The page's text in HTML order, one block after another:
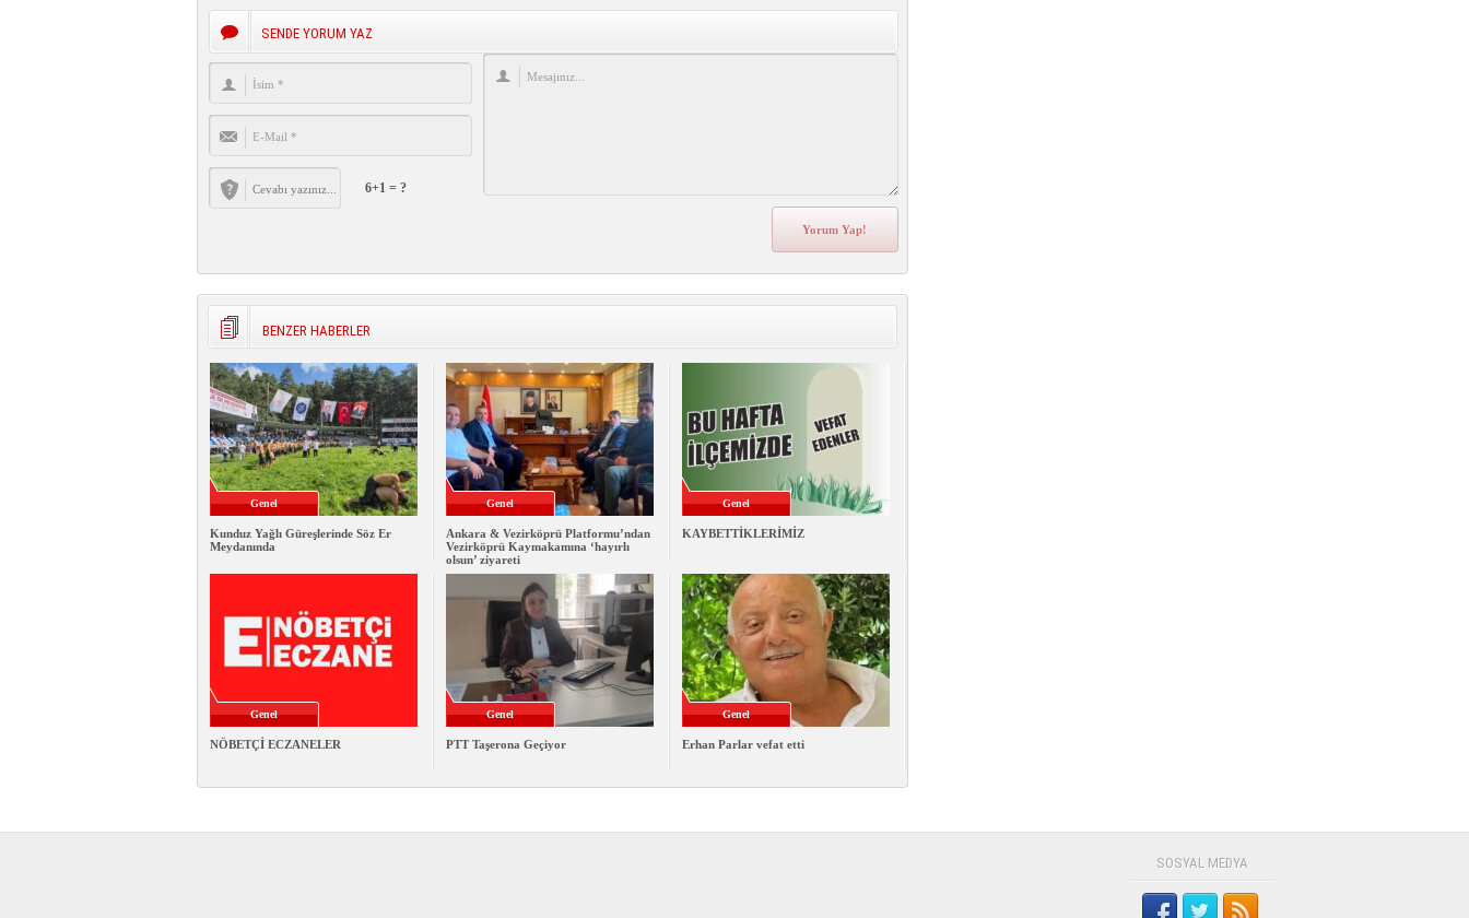
SENDE YORUM YAZ
6+1 = ?
BENZER HABERLER
Genel
Kunduz Yağlı Güreşlerinde Söz Er
Meydanında
Genel
Ankara & Vezirköprü Platformu’ndan
Vezirköprü Kaymakamına ‘hayırlı
olsun’ ziyareti
Genel
KAYBETTİKLERİMİZ
Genel
NÖBETÇİ ECZANELER
Genel
PTT Taşerona Geçiyor
Genel
Erhan Parlar vefat etti
SOSYAL MEDYA